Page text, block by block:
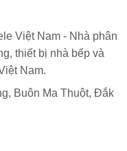
Việt Nam - Nhà phân
thiết bị nhà bếp và
Nam.
Buôn Ma Thuột, Đắk